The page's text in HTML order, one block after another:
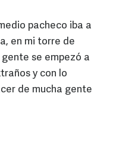
pacheco iba a
en mi torre de
se empezó a
y con lo
de mucha gente